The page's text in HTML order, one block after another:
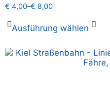
€ 4,00–€ 8,00
Ausführung wählen